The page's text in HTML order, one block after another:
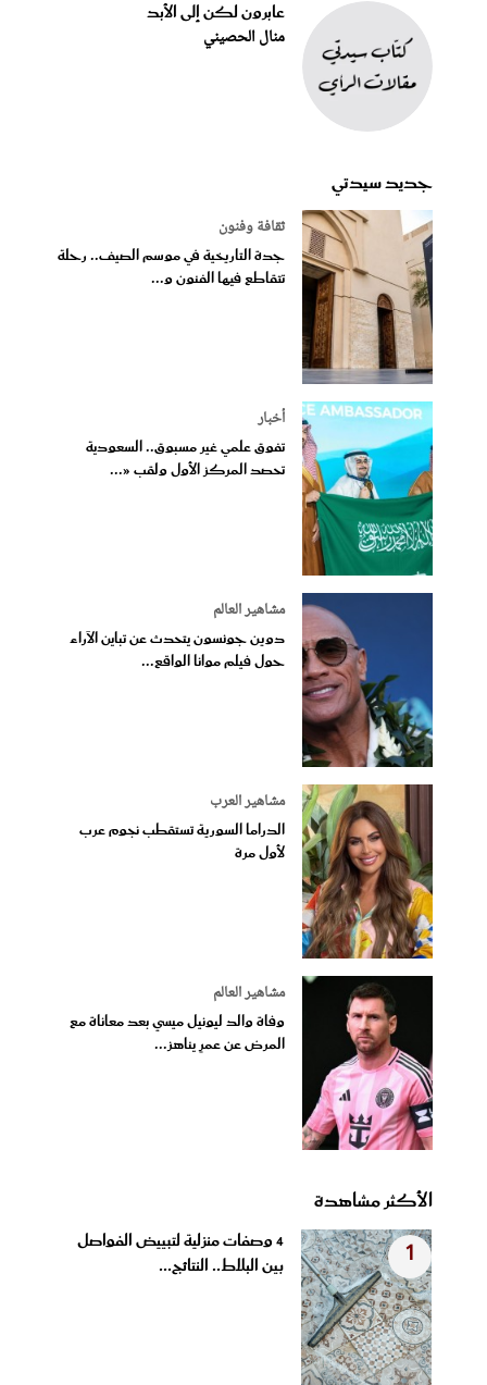
عابرون لكن إلى الأبد
منال الحصيني
جديد سيدتي
ثقافة وفنون
جدة التاريخية في موسم الصيف.. رحلة
تتقاطع فيها الفنون و...
أخبار
تفوق علمي غير مسبوق.. السعودية
تحصد المركز الأول ولقب «...
مشاهير العالم
دوين جونسون يتحدث عن تباين الآراء
حول فيلم موانا الواقع...
مشاهير العرب
الدراما السورية تستقطب نجوم عرب
لأول مرة
مشاهير العالم
وفاة والد ليونيل ميسي بعد معاناة مع
المرض عن عمرٍ يناهز...
الأكثر مشاهدة
1
4 وصفات منزلية لتبييض الفواصل
بين البلاط.. النتائج...